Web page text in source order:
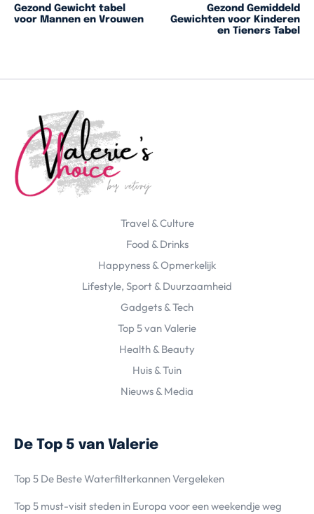
Gezond Gewicht tabel
voor Mannen en Vrouwen
Gezond Gemiddeld
Gewichten voor Kinderen
en Tieners Tabel
Travel & Culture
Food & Drinks
Happyness & Opmerkelijk
Lifestyle, Sport & Duurzaamheid
Gadgets & Tech
Top 5 van Valerie
Health & Beauty
Huis & Tuin
Nieuws & Media
De Top 5 van Valerie
Top 5 De Beste Waterfilterkannen Vergeleken
Top 5 must-visit steden in Europa voor een weekendje weg